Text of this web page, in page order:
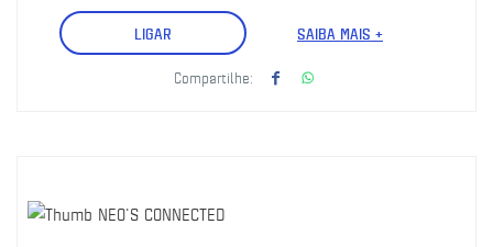
LIGAR SAIBA MAIS +
Compartilhe: